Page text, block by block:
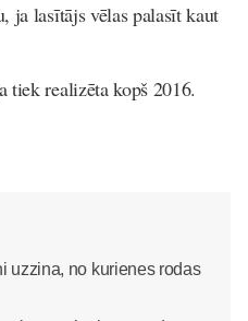
ja lasītājs vēlas palasīt kaut
tiek realizēta kopš 2016.